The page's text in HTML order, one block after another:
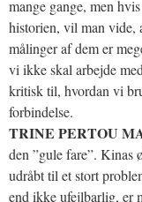
mange gange, men
historien, vil man vide,
målinger af dem er
vi ikke skal arbejde
kritisk til, hvordan vi
forbindelse.
TRINE PERTOU
den ”gule fare”. Kinas
udråbt til et stort
end ikke ufejlbarlig, er